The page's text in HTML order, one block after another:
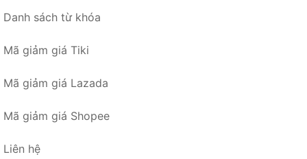
Danh sách từ khóa
Mã giảm giá Tiki
Mã giảm giá Lazada
Mã giảm giá Shopee
Liên hệ